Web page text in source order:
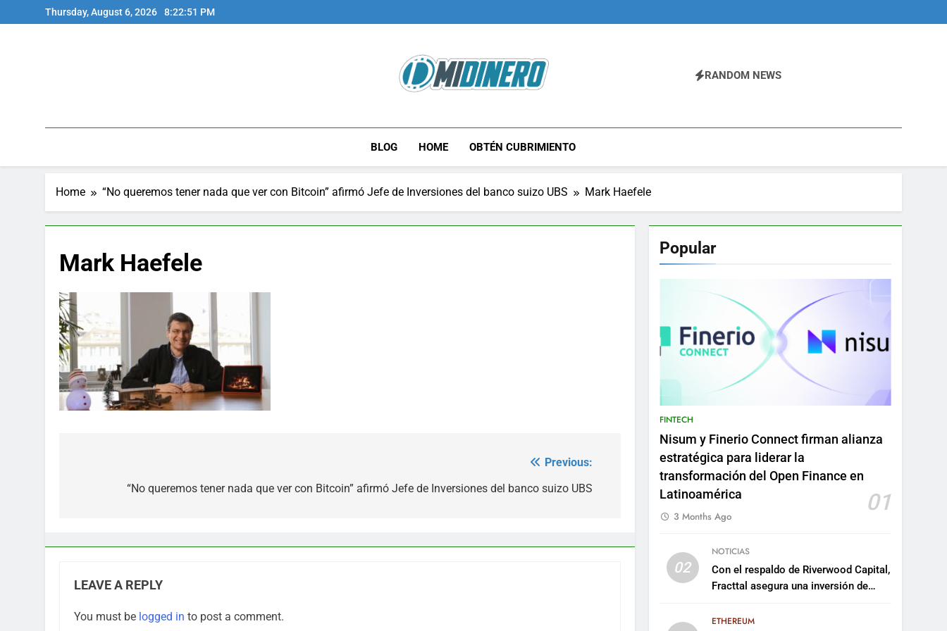
to
Thursday, August 6, 2026 8:22:51 PM
Midinero.co
RANDOM NEWS
BLOG HOME OBTÉN CUBRIMIENTO
Home “No queremos tener nada que ver con Bitcoin” afirmó Jefe de Inversiones del banco suizo UBS Mark Haefele
Mark Haefele
navigation
Previous:
“No queremos tener nada que ver con Bitcoin” afirmó Jefe de Inversiones del banco suizo UBS
LEAVE A REPLY
You must be logged in to post a comment.
Popular
FINTECH
Nisum y Finerio Connect firman alianza
estratégica para liderar la
transformación del Open Finance en
Latinoamérica
01
3 Months Ago
02
NOTICIAS
Con el respaldo de Riverwood Capital,
Fracttal asegura una inversión de
plataforma
ETHEREUM